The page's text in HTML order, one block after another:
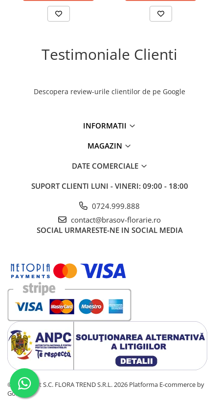
Testimoniale Clienti
Descopera review-urile clientilor de pe Google
INFORMATII
MAGAZIN
DATE COMERCIALE
SUPORT CLIENTI LUNI - VINERI: 09:00 - 18:00
0724.999.888
contact@brasov-florarie.ro
SOCIAL URMARESTE-NE IN SOCIAL MEDIA
©Copyright S.C. FLORA TREND S.R.L. 2026 Platforma E-commerce by
Gomag